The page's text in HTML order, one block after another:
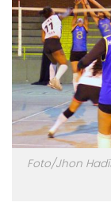
Foto/Jhon